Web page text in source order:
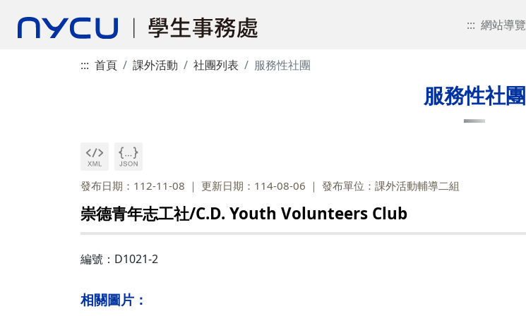
::: 網站導覽
::: 首頁 課外活動 社團列表 服務性社團
服務性社團
發布日期：112-11-08 更新日期：114-08-06 發布單位：課外活動輔導二組
崇德青年志工社/C.D. Youth Volunteers Club
編號：D1021-2
相關圖片：